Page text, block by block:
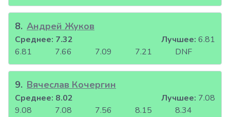
8. Андрей Жуков
6.81 7.66 7.09 7.21 DNF
Среднее: 7.32 Лучшее: 6.81
9. Вячеслав Кочергин
9.08 7.08 7.56 8.15 8.34
Среднее: 8.02 Лучшее: 7.08